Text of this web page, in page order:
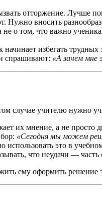
отторжение. Лучше
Нужно вносить
не о том, что важно
избегать
спрашивают: «А зачем мне
случае учителю нужно
их мнение, а не просто
«Сегодня мы можем
это в
что неудачи — часть
ему оформить решение